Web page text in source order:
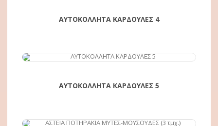
ΑΥΤΟΚΟΛΛΗΤΑ ΚΑΡΔΟΥΛΕΣ 4
ΑΓΟΡΆ
ΑΥΤΟΚΟΛΛΗΤΑ ΚΑΡΔΟΥΛΕΣ 5
ΑΓΟΡΆ